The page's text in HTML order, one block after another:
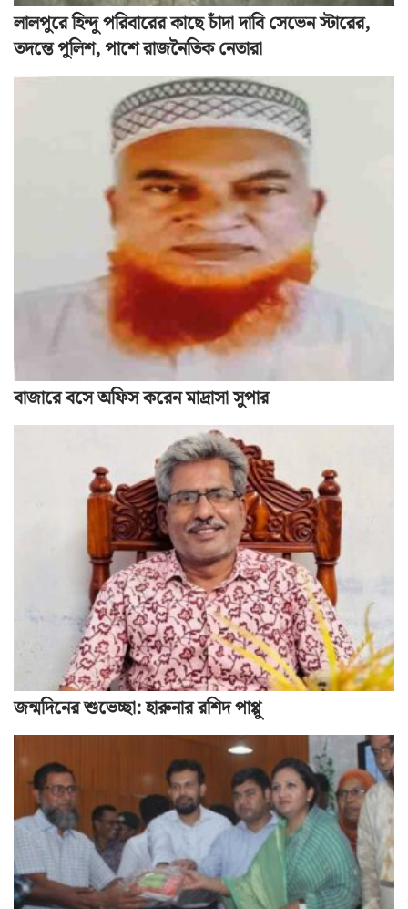
লালপুরে হিন্দু পরিবারের কাছে চাঁদা দাবি সেভেন স্টারের,
তদন্তে পুলিশ, পাশে রাজনৈতিক নেতারা
বাজারে বসে অফিস করেন মাদ্রাসা সুপার
জন্মদিনের শুভেচ্ছা: হারুনার রশিদ পাপ্পু